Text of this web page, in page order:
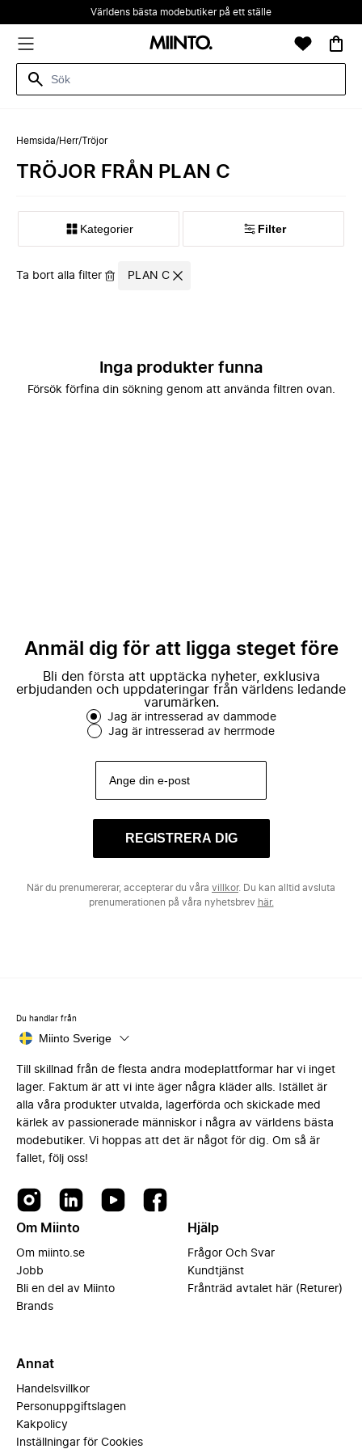
Världens bästa modebutiker på ett ställe
Hemsida/Herr/Tröjor
TRÖJOR FRÅN PLAN C
Kategorier Filter
Ta bort alla filter PLAN C
Inga produkter funna
Försök förfina din sökning genom att använda filtren ovan.
Anmäl dig för att ligga steget före
Bli den första att upptäcka nyheter, exklusiva
erbjudanden och uppdateringar från världens ledande
varumärken.
Jag är intresserad av dammode
Jag är intresserad av herrmode
REGISTRERA DIG
När du prenumererar, accepterar du våra villkor. Du kan alltid avsluta
prenumerationen på våra nyhetsbrev här.
Du handlar från
Miinto Sverige
Till skillnad från de flesta andra modeplattformar har vi inget
lager. Faktum är att vi inte äger några kläder alls. Istället är
alla våra produkter utvalda, lagerförda och skickade med
kärlek av passionerade människor i några av världens bästa
modebutiker. Vi hoppas att det är något för dig. Om så är
fallet, följ oss!
Om Miinto
Om miinto.se
Jobb
Bli en del av Miinto
Brands
Hjälp
Frågor Och Svar
Kundtjänst
Frånträd avtalet här (Returer)
Annat
Handelsvillkor
Personuppgiftslagen
Kakpolicy
Inställningar för Cookies